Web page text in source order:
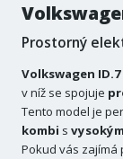
Prostorný
Volkswagen
v níž se spojuje
Tento model je
kombi s vysokým
Pokud vás zajímá